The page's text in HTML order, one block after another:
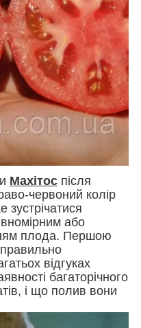
Махітос після
червоний колір
зустрічатися
або
плода. Першою
відгуках
багаторічного
і що полив вони